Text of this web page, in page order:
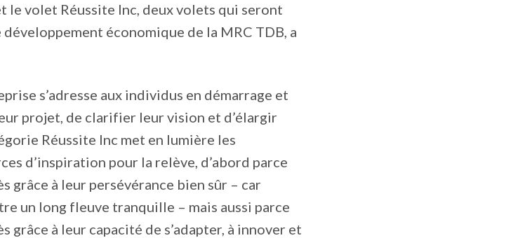
le volet Réussite Inc, deux volets qui seront
économique de la MRC TDB, a
s’adresse aux individus en démarrage et
projet, de clarifier leur vision et d’élargir
Réussite Inc met en lumière les
d’inspiration pour la relève, d’abord parce
grâce à leur persévérance bien sûr – car
un long fleuve tranquille – mais aussi parce
grâce à leur capacité de s’adapter, à innover et